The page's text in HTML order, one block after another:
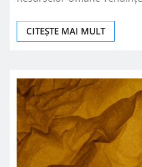
CITEȘTE MAI MULT